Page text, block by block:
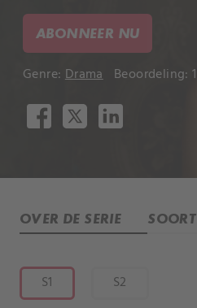
ABONNEER NU
Genre: Drama Beoordeling:
OVER DE SERIE
S1 S2